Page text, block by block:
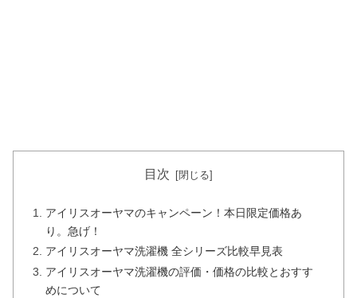
目次
アイリスオーヤマのキャンペーン！本日限定価格あ
り。急げ！
アイリスオーヤマ洗濯機 全シリーズ比較早見表
アイリスオーヤマ洗濯機の評価・価格の比較とおすす
めについて